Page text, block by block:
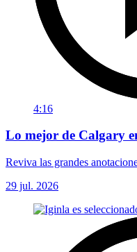
4:16
Lo mejor de Calgary
Reviva las grandes
29 jul. 2026